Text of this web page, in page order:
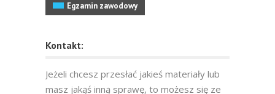
Egzamin zawodowy
Kontakt:
Jeżeli chcesz przesłać jakieś materiały lub
masz jakąś inną sprawę, to możesz się ze